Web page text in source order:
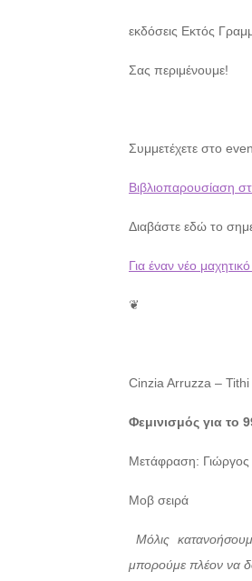
εκδόσεις Εκτός
Σας περιμένουμε!
Συμμετέχετε στο
Βιβλιοπαρουσίαση
Διαβάστε εδώ το
Για έναν νέο
❦
Cinzia Arruzza –
Φεμινισμός για το
Μετάφραση:
Μοβ σειρά
Μόλις
μπορούμε πλέον να